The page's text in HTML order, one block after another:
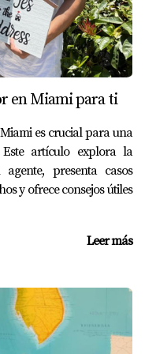
pago inicial ni
en una opción
pueden impactar
que reflejan
inmobiliario de
con Buen
su primera casa en
crediticio, obtiene una
a 30 años.
valorada en $300,000
en Miami para ti
es crucial para una
artículo explora la
presenta casos
y ofrece consejos útiles
Leer más